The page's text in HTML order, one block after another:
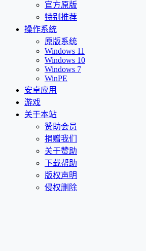
官方原版
特别推荐
操作系统
原版系统
Windows 11
Windows 10
Windows 7
WinPE
安卓应用
游戏
关于本站
赞助会员
捐赠我们
关于赞助
下载帮助
版权声明
侵权删除